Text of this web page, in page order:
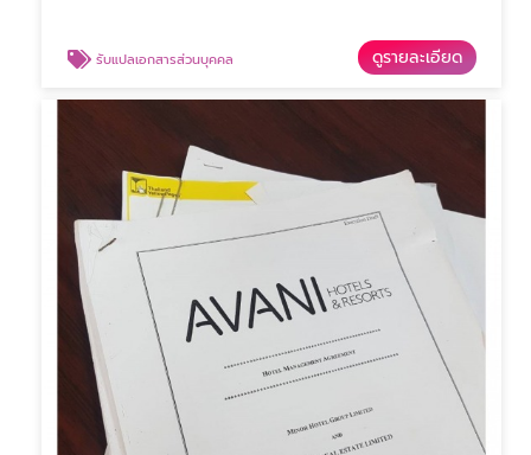
รับแปลเอกสารส่วนบุคคล ดูรายละเอียด